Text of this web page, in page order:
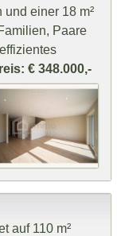
und einer 18 m²
Paare
€ 348.000,-
auf 110 m²